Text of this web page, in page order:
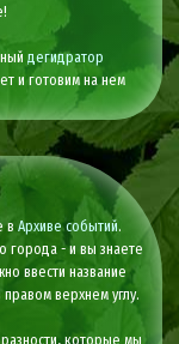
дегидратор
и готовим на нем
вАрхиве событий.
города - и вы знаете
ввести название
верхнем углу.
которые мы